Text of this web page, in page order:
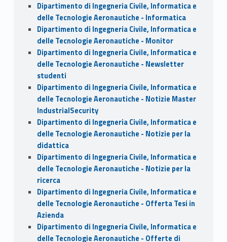
Dipartimento di Ingegneria Civile, Informatica e
delle Tecnologie Aeronautiche - Informatica
Dipartimento di Ingegneria Civile, Informatica e
delle Tecnologie Aeronautiche - Monitor
Dipartimento di Ingegneria Civile, Informatica e
delle Tecnologie Aeronautiche - Newsletter
studenti
Dipartimento di Ingegneria Civile, Informatica e
delle Tecnologie Aeronautiche - Notizie Master
IndustrialSecurity
Dipartimento di Ingegneria Civile, Informatica e
delle Tecnologie Aeronautiche - Notizie per la
didattica
Dipartimento di Ingegneria Civile, Informatica e
delle Tecnologie Aeronautiche - Notizie per la
ricerca
Dipartimento di Ingegneria Civile, Informatica e
delle Tecnologie Aeronautiche - Offerta Tesi in
Azienda
Dipartimento di Ingegneria Civile, Informatica e
delle Tecnologie Aeronautiche - Offerte di